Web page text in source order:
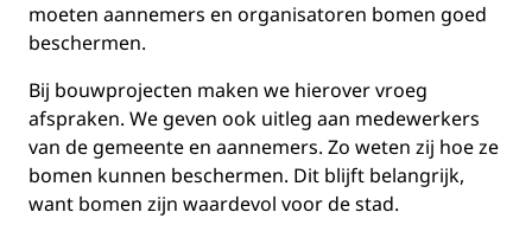
moeten aannemers en organisatoren bomen goed
beschermen.
Bij bouwprojecten maken we hierover vroeg
afspraken. We geven ook uitleg aan medewerkers
van de gemeente en aannemers. Zo weten zij hoe ze
bomen kunnen beschermen. Dit blijft belangrijk,
want bomen zijn waardevol voor de stad.